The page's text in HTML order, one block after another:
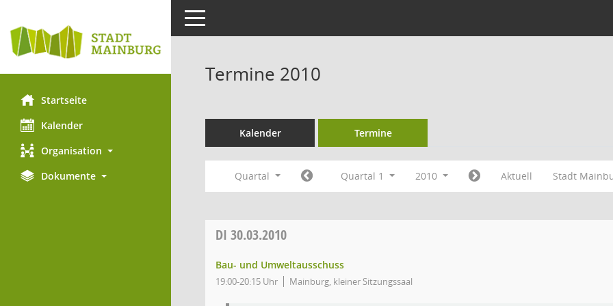
Startseite
Kalender
Organisation
Dokumente
Toggle navigation
Termine 2010
Kalender Termine
Quartal Quartal 1 2010 Aktuell Stadt
DI 30.03.2010
Bau- und Umweltausschuss
19:00-20:15 Uhr Mainburg, kleiner Sitzungssaal